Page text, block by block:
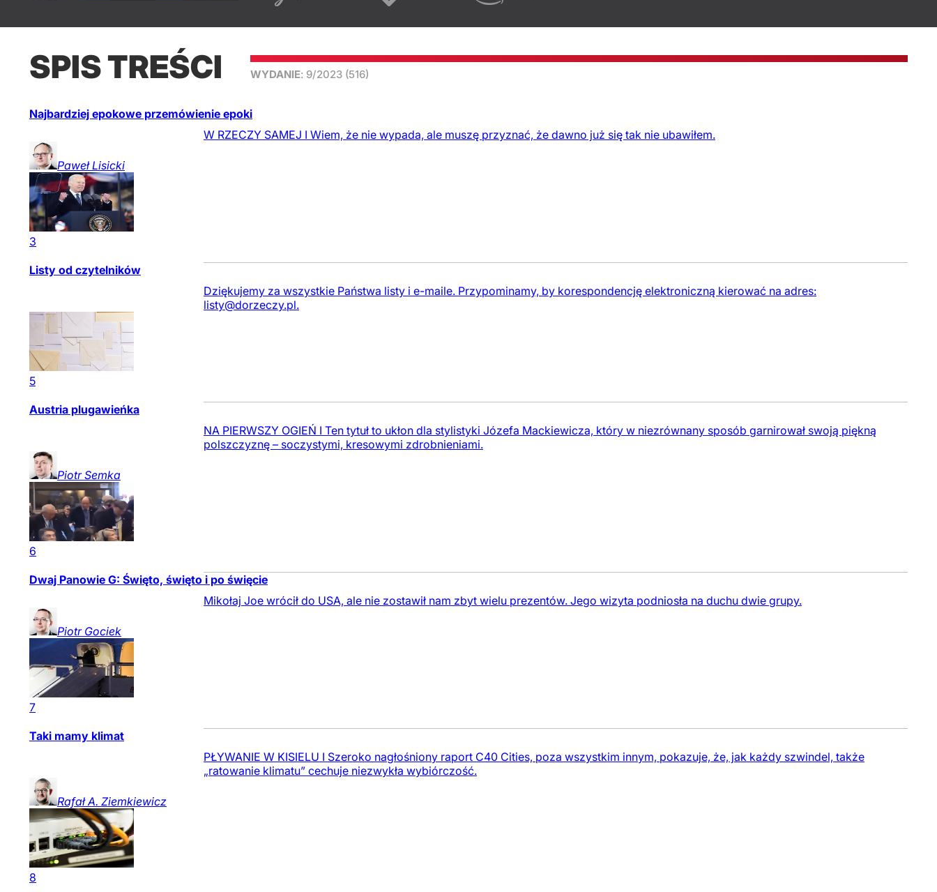
SPIS TREŚCI WYDANIE: 9/2023 (516)
Najbardziej epokowe przemówienie epoki
W RZECZY SAMEJ I Wiem, że nie wypada, ale muszę przyznać, że dawno już się tak nie ubawiłem.
Paweł Lisicki
3
Listy od czytelników
Dziękujemy za wszystkie Państwa listy i e-maile. Przypominamy, by korespondencję elektroniczną kierować na adres:
listy@dorzeczy.pl.
5
Austria plugawieńka
NA PIERWSZY OGIEŃ I Ten tytuł to ukłon dla stylistyki Józefa Mackiewicza, który w niezrównany sposób garnirował swoją piękną
polszczyznę – soczystymi, kresowymi zdrobnieniami.
Piotr Semka
6
Dwaj Panowie G: Święto, święto i po święcie
Mikołaj Joe wrócił do USA, ale nie zostawił nam zbyt wielu prezentów. Jego wizyta podniosła na duchu dwie grupy.
Piotr Gociek
7
Taki mamy klimat
PŁYWANIE W KISIELU I Szeroko nagłośniony raport C40 Cities, poza wszystkim innym, pokazuje, że, jak każdy szwindel, także
„ratowanie klimatu” cechuje niezwykła wybiórczość.
Rafał A. Ziemkiewicz
8